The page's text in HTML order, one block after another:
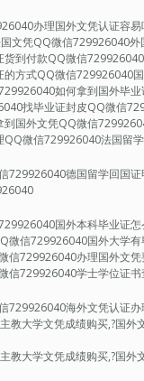
办理国外文凭认证容
文凭QQ微信729926040外
到付款QQ微信
方式QQ微信729926040
如何拿到国外毕
找毕业证封皮QQ微信
国外文凭QQ微信
微信729926040法国留
729926040德国留学回国
国外本科毕业证
微信729926040国外大学
信729926040办理国外文
信729926040学士学位证
729926040海外文凭认证
教大学文凭成绩购买,?国外
教大学文凭成绩购买,?国外